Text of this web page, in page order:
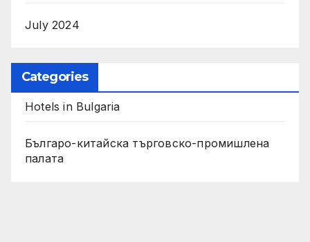
July 2024
Categories
Hotels in Bulgaria
Българо-китайска търговско-промишлена
палата